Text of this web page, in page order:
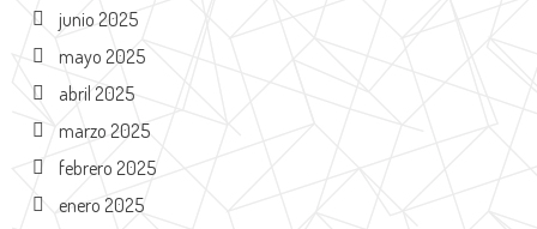
junio 2025
mayo 2025
abril 2025
marzo 2025
febrero 2025
enero 2025